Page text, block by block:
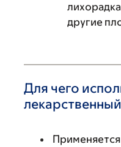
другие
Для чего